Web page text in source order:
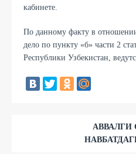
кабинете.
По данному факту в
дело по пункту «б» части 2
Республики Узбекистан,
АВВАЛГИ